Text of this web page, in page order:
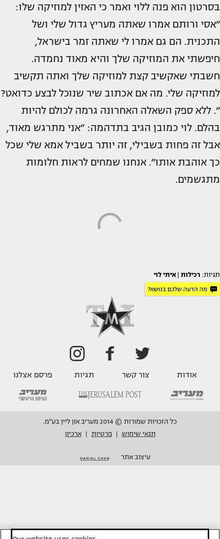
בסרטון הוא פנה ללוי ואמר כי האזין למוזיקה שלו:
״אסי ורותם אמרו שאתה מעריץ גדול שלי ושל
התכנית. הם גם אמרו לי שאתה זמר בישראל,
חיפשתי את המוזיקה שלך והיא מאוד נחמדה.
חשבתי שאקשיב קצת למוזיקה שלך ואתה תקשיב
למוזיקה שלי. מה אם אכתוב שיר שנוכל לבצע כדואט?
״. ללא ספק השאלה האחרונה גרמה לכולם להיות
בהלם. לוי כמובן הגיב בתדהמה: ״אני מתרגש מאוד,
אבל זה פחות בשבילי, זה יותר בשביל אמא שלי שכל
כך אוהבת אותו״. אנחנו שמחים לראות חלומות
מתגשמים.
תגיות: רכילות איתי לוי
מה הדעה שלכם בנושא?
אודות צור קשר תגיות פרסם אצלנו
כל הזכויות שמורות © 2014 מעריב און ליין בע"מ.
תנאי שימוש
פרטיות ארכיון
עיצוב אתר